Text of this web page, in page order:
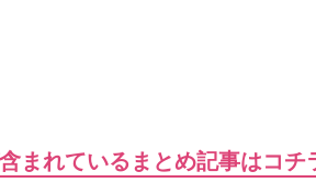
まれているまとめ記事はコチ